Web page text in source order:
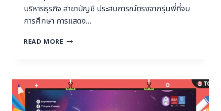
บริหารธุรกิจ สาขาบัญชี ประสบการณ์ตรงจากรุ่นพี่ที่จบ
การศึกษา การแสดง…
READ MORE